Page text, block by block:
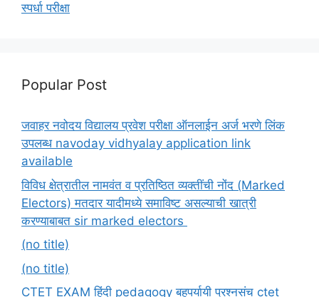
स्पर्धा परीक्षा
Popular Post
जवाहर नवोदय विद्यालय प्रवेश परीक्षा ऑनलाईन अर्ज भरणे लिंक
उपलब्ध navoday vidhyalay application link
available
विविध क्षेत्रातील नामवंत व प्रतिष्ठित व्यक्तींची नोंद (Marked
Electors) मतदार यादीमध्ये समाविष्ट असल्याची खात्री
करण्याबाबत sir marked electors
(no title)
(no title)
CTET EXAM हिंदी pedagogy बहुपर्यायी प्रश्नसंच ctet